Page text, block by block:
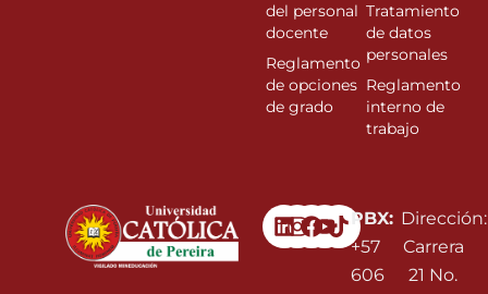
Linkedin
Instagram
Facebook
Youtube
PBX:
+57
606
Dirección:
Carrera
21 No.
del personal
docente
Reglamento
de opciones
de grado
Tratamiento
de datos
personales
Reglamento
interno de
trabajo